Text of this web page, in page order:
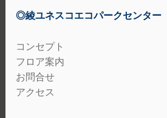
◎綾ユネスコエコパークセンター
コンセプト
フロア案内
お問合せ
アクセス